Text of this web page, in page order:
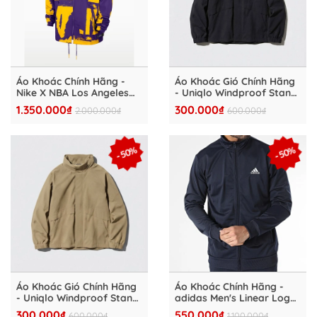
Áo Khoác Chính Hãng -
Nike X NBA Los Angeles
Lakers Courtside Men's
NBA Club Woven -
1.350.000₫ 2.000.000₫
Áo Khoác Gió Chính Hãng
- Uniqlo Windproof Stand
Blouson "Black" -
UNQ47301
300.000₫ 600.000₫
- 50%
Áo Khoác Gió Chính Hãng
- Uniqlo Windproof Stand
Blouson "Brown" -
- 50%
Áo Khoác Chính Hãng -
adidas Men's Linear Logo
Knit Blue Suit ''Navy'' -